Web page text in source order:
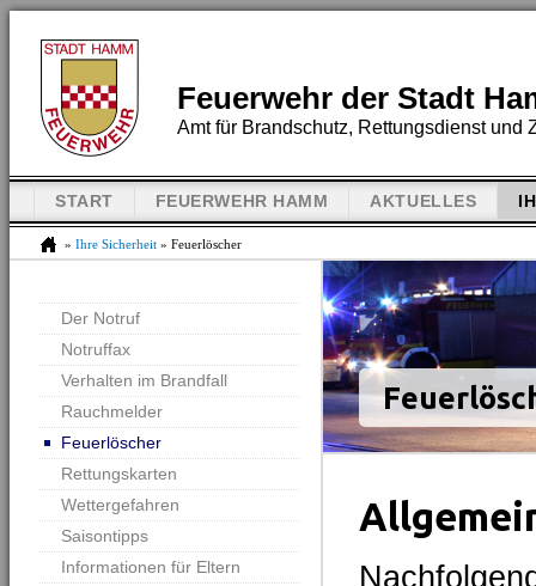
Feuerwehr der Stadt
Amt für Brandschutz, Rettungsdienst und
START FEUERWEHR HAMM AKTUELLES
» Ihre Sicherheit » Feuerlöscher
Der Notruf
Notruffax
Verhalten im Brandfall
Rauchmelder
Feuerlöscher
Rettungskarten
Wettergefahren
Saisontipps
Informationen für Eltern